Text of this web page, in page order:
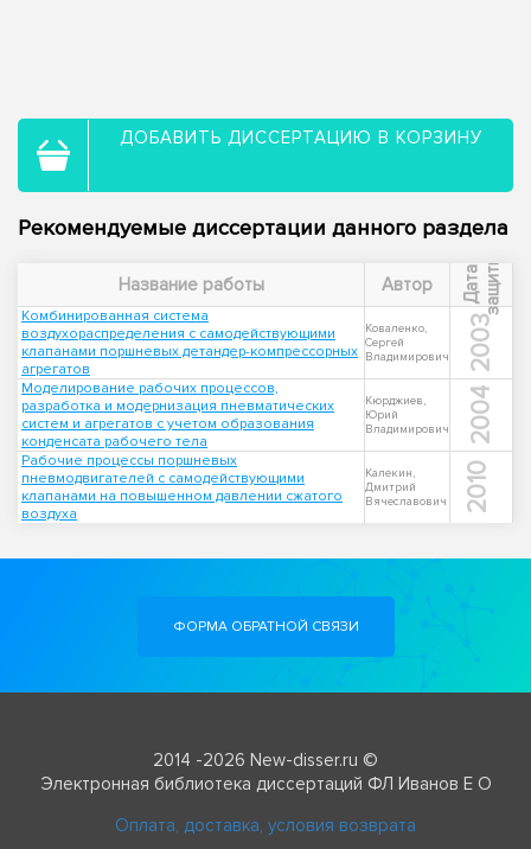
ДОБАВИТЬ ДИССЕРТАЦИЮ В КОРЗИНУ
Рекомендуемые диссертации данного раздела
Название работы Автор Д
а
т
а
з
а
щ
и
т ы
Комбинированная система
воздухораспределения с самодействующими
клапанами поршневых детандер-компрессорных
агрегатов
Коваленко,
Сергей
Владимирович
2003
Моделирование рабочих процессов,
разработка и модернизация пневматических
систем и агрегатов с учетом образования
конденсата рабочего тела
Кюрджиев,
Юрий
Владимирович
2004
Рабочие процессы поршневых
пневмодвигателей с самодействующими
клапанами на повышенном давлении сжатого
воздуха
Калекин,
Дмитрий
Вячеславович
2010
ФОРМА ОБРАТНОЙ СВЯЗИ
2014 -2026 New-disser.ru ©
Электронная библиотека диссертаций ФЛ Иванов Е О
Оплата, доставка, условия возврата